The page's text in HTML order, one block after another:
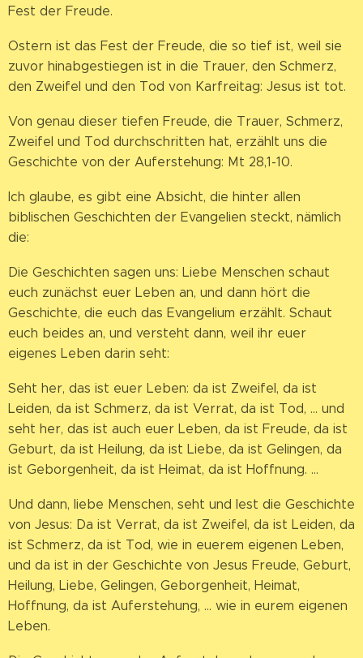
Fest der Freude.
Ostern ist das Fest der Freude, die so tief ist, weil sie
zuvor hinabgestiegen ist in die Trauer, den Schmerz,
den Zweifel und den Tod von Karfreitag: Jesus ist tot.
Von genau dieser tiefen Freude, die Trauer, Schmerz,
Zweifel und Tod durchschritten hat, erzählt uns die
Geschichte von der Auferstehung: Mt 28,1-10.
Ich glaube, es gibt eine Absicht, die hinter allen
biblischen Geschichten der Evangelien steckt, nämlich
die:
Die Geschichten sagen uns: Liebe Menschen schaut
euch zunächst euer Leben an, und dann hört die
Geschichte, die euch das Evangelium erzählt. Schaut
euch beides an, und versteht dann, weil ihr euer
eigenes Leben darin seht:
Seht her, das ist euer Leben: da ist Zweifel, da ist
Leiden, da ist Schmerz, da ist Verrat, da ist Tod, ... und
seht her, das ist auch euer Leben, da ist Freude, da ist
Geburt, da ist Heilung, da ist Liebe, da ist Gelingen, da
ist Geborgenheit, da ist Heimat, da ist Hoffnung. ...
Und dann, liebe Menschen, seht und lest die Geschichte
von Jesus: Da ist Verrat, da ist Zweifel, da ist Leiden, da
ist Schmerz, da ist Tod, wie in euerem eigenen Leben,
und da ist in der Geschichte von Jesus Freude, Geburt,
Heilung, Liebe, Gelingen, Geborgenheit, Heimat,
Hoffnung, da ist Auferstehung, ... wie in eurem eigenen
Leben.